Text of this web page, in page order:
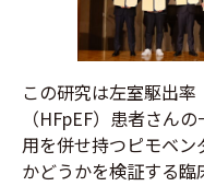
この研究は左室駆出
（HFpEF）患者さん
用を併せ持つピモベ
かどうかを検証する臨